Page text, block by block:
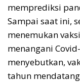
memprediksi
Sampai saat ini,
menemukan
menangani
menyebutkan,
tahun